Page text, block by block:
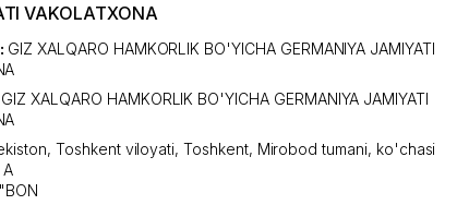
VAKOLATXONA
GIZ XALQARO HAMKORLIK BO'YICHA GERMANIYA JAMIYATI
GIZ XALQARO HAMKORLIK BO'YICHA GERMANIYA JAMIYATI
Toshkent viloyati,Toshkent, Mirobod tumani, ko'chasi
А